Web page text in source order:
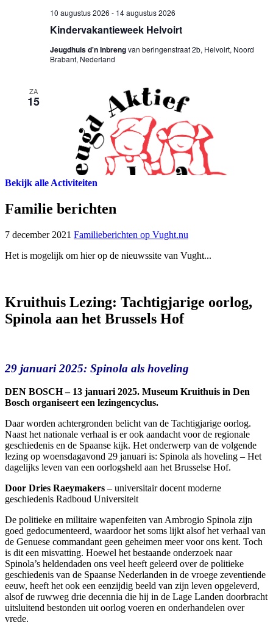
Bekijk alle Activiteiten
Familie berichten
7 december 2021 Familieberichten op Vught.nu
Het is mogelijk om hier op de nieuwssite van Vught...
Kruithuis Lezing: Tachtigjarige oorlog,
Spinola aan het Brussels Hof
29 januari 2025: Spinola als hoveling
DEN BOSCH – 13 januari 2025. Museum Kruithuis in Den
Bosch organiseert een lezingencyclus.
Daar worden achtergronden belicht van de Tachtigjarige oorlog.
Naast het nationale verhaal is er ook aandacht voor de regionale
geschiedenis en de Spaanse kijk. Het onderwerp van de volgende
lezing op woensdagavond 29 januari is: Spinola als hoveling – Het
dagelijks leven van een oorlogsheld aan het Brusselse Hof.
Door Dries Raeymakers – universitair docent moderne
geschiedenis Radboud Universiteit
De politieke en militaire wapenfeiten van Ambrogio Spinola zijn
goed gedocumenteerd, waardoor het soms lijkt alsof het verhaal van
de Genuese commandant geen geheimen meer voor ons kent. Toch
is dit een misvatting. Hoewel het bestaande onderzoek naar
Spinola’s heldendaden ons veel heeft geleerd over de politieke
geschiedenis van de Spaanse Nederlanden in de vroege zeventiende
eeuw, heeft het ook een eenzijdig beeld van zijn leven opgeleverd,
alsof de ruwweg drie decennia die hij in de Lage Landen doorbracht
uitsluitend bestonden uit oorlog voeren en onderhandelen over
vrede.